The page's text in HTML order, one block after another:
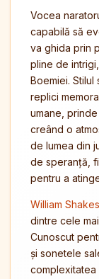
Vocea
capabilă să
va ghida prin
pline de
Boemiei. Stilul
replici
umane,
creând o
de lumea din
de speranță,
pentru a
William
dintre cele
Cunoscut
și sonetele